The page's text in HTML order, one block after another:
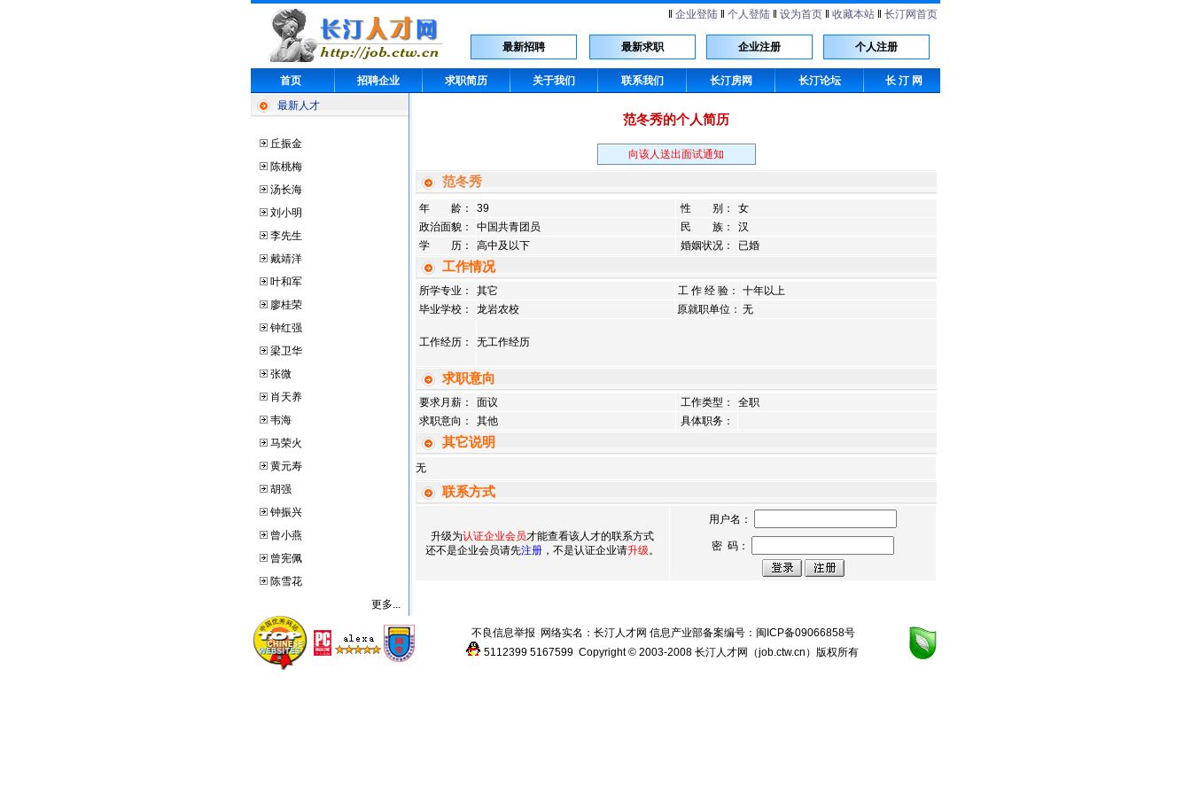
企业登陆 个人登陆 设为首页 收藏本站 长汀网首页
最新招聘 最新求职 企业注册 个人注册
首页 招聘企业 求职简历 关于我们 联系我们 长汀房网 长汀论坛
长 汀 网
最新人才
丘振金
陈桃梅
汤长海
刘小明
李先生
戴靖洋
叶和军
廖桂荣
钟红强
梁卫华
张微
肖天养
韦海
马荣火
黄元寿
胡强
钟振兴
曾小燕
曾宪佩
陈雪花
更多...
范冬秀的个人简历
向该人送出面试通知
范冬秀
年 龄： 39 性 别：
女
政治面貌：
中国共青团员 民 族：
汉
学 历：
高中及以下 婚姻状况： 已婚
工作情况
所学专业： 其它 工 作 经 验：
十年以上
毕业学校：
龙岩农校 原就职单位： 无
工作经历： 无工作经历
求职意向
要求月薪： 面议 工作类型：
全职
求职意向：
其他 具体职务：
其它说明
无
联系方式
升级为认证企业会员才能查看该人才的联系方式
还不是企业会员请先注册 ，不是认证企业请升级。
用户名：
密 码：
不良信息举报 网络实名： 长汀人才网 信息产业部备案编号： 闽ICP备09066858号
5112399 5167599 Copyright © 2003-2008 长汀人才网 （job.ctw.cn ）版权所有